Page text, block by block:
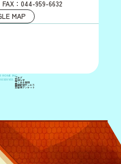
：044-959-6632
MAP
ブログ
お知らせ
よくある質問
動画配信サービス
お客様アンケート
HOME INC.